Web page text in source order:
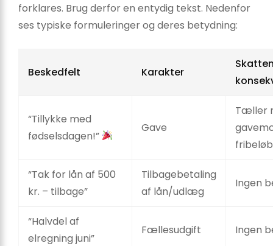
forklares. Brug derfor en entydig tekst. Nedenfor
ses typiske formuleringer og deres betydning:
Beskedfelt Karakter
“Tillykke med
fødselsdagen!”
Gave
Tæller
fribeløb
“Tak for lån af 500
kr. – tilbage”
Tilbagebetaling
af lån/udlæg
Ingen
“Halvdel af
elregning juni”
Fællesudgift Ingen